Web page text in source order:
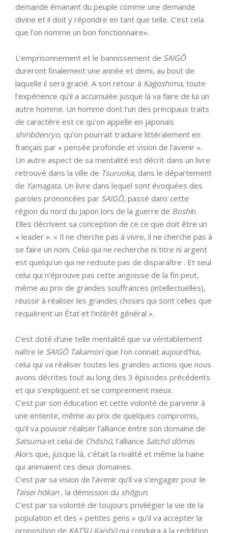
demande émanant du peuple comme une demande
divine et il doit y répondre en tant que telle. C’est cela
que l’on nomme un bon fonctionnaire».
L’emprisonnement et le bannissement de SAIGŌ
dureront finalement une année et demi, au bout de
laquelle il sera gracié. A son retour à Kagoshima, toute
l’expérience qu’il a accumulée jusque là va faire de lui un
autre homme. Un homme dont l’un des principaux traits
de caractère est ce qu’on appelle en japonais
shinbōenryo, qu’on pourrait traduire littéralement en
français par « pensée profonde et vision de l’avenir ».
Un autre aspect de sa mentalité est décrit dans un livre
retrouvé dans la ville de Tsuruoka, dans le département
de Yamagata. Un livre dans lequel sont évoquées des
paroles prononcées par SAIGŌ, passé dans cette
région du nord du Japon lors de la guerre de Boshin.
Elles décrivent sa conception de ce ce que doit être un
« leader ». « Il ne cherche pas à vivre, il ne cherche pas à
se faire un nom. Celui qui ne recherche ni titre ni argent
est quelqu’un qui ne redoute pas de disparaître . Et seul
celui qui n’éprouve pas cette angoisse de la fin peut,
même au prix de grandes souffrances (intellectuelles),
réussir à réaliser les grandes choses qui sont celles que
requièrent un État et l’intérêt général ».
C’est doté d’une telle mentalité que va véritablement
naître le SAIGŌ Takamorique l’on connait aujourd’hui,
celui qui va réaliser toutes les grandes actions que nous
avons décrites tout au long des 3 épisodes précédents
et qui s’expliquent et se comprennent mieux.
C’est par son éducation et cette volonté de parvenir à
une entente, même au prix de quelques compromis,
qu’il va pouvoir réaliser l’alliance entre son domaine de
Satsumaet celui de Chōshū, l’alliance Satchō dōmei.
Alors que, jusque là, c’était la rivalité et même la haine
qui animaient ces deux domaines.
C’est par sa vision de l’avenir qu’il va s’engager pour le
Taisei hōkan, la démission du shōgun.
C’est par sa volonté de toujours privilégier la vie de la
population et des « petites gens » qu’il va accepter la
proposition de KATSU Kaishūqui conduira à la reddition